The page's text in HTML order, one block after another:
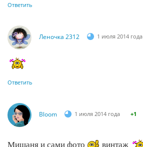
Ответить
Леночка 2312 1 июля 2014 года
Ответить
Bloom 1 июля 2014 года +1
Мишаня и сами фото винтаж